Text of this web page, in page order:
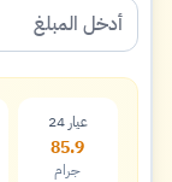
عيار 24
85.9
جرام